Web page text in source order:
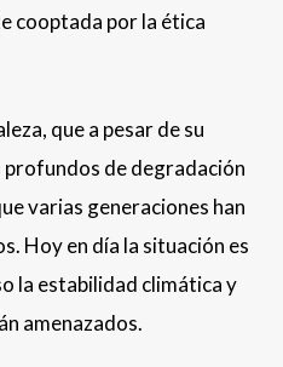
cooptada por la ética
que a pesar de su
de degradación
varias generaciones han
Hoy en día la situación es
la estabilidad climática y
amenazados.